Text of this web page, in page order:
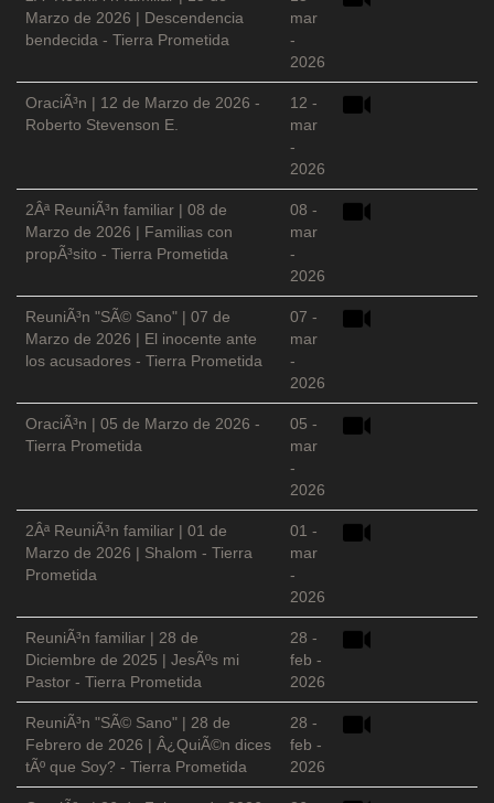
Marzo de 2026 | Descendencia
bendecida - Tierra Prometida
mar
-
2026
OraciÃ³n | 12 de Marzo de 2026 -
Roberto Stevenson E.
12 -
mar
-
2026
2Âª ReuniÃ³n familiar | 08 de
Marzo de 2026 | Familias con
propÃ³sito - Tierra Prometida
08 -
mar
-
2026
ReuniÃ³n "SÃ© Sano" | 07 de
Marzo de 2026 | El inocente ante
los acusadores - Tierra Prometida
07 -
mar
-
2026
OraciÃ³n | 05 de Marzo de 2026 -
Tierra Prometida
05 -
mar
-
2026
2Âª ReuniÃ³n familiar | 01 de
Marzo de 2026 | Shalom - Tierra
Prometida
01 -
mar
-
2026
ReuniÃ³n familiar | 28 de
Diciembre de 2025 | JesÃºs mi
Pastor - Tierra Prometida
28 -
feb -
2026
ReuniÃ³n "SÃ© Sano" | 28 de
Febrero de 2026 | Â¿QuiÃ©n dices
tÃº que Soy? - Tierra Prometida
28 -
feb -
2026